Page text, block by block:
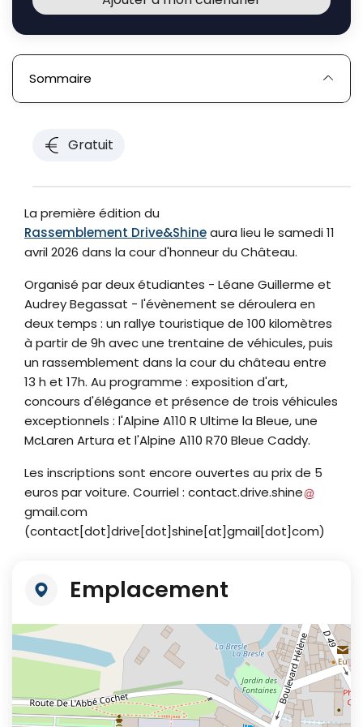
Sommaire
Gratuit
La première édition du
Rassemblement Drive&Shineaura lieu le samedi 11
avril 2026 dans la cour d'honneur du Château.
Organisé par deux étudiantes - Léane Guillerme et
Audrey Begassat - l'évènement se déroulera en
deux temps : un rallye touristique de 100 kilomètres
à partir de 9h avec une trentaine de véhicules, puis
un rassemblement dans la cour du château entre
13 h et 17h. Au programme : exposition d'art,
concours d'élégance et présence de trois véhicules
exceptionnels : l'Alpine A110 R Ultime la Bleue, une
McLaren Artura et l'Alpine A110 R70 Bleue Caddy.
Les inscriptions sont encore ouvertes au prix de 5
euros par voiture. Courriel : contact.drive.shine
gmail.com
(contact[dot]drive[dot]shine[at]gmail[dot]com)
Emplacement
+